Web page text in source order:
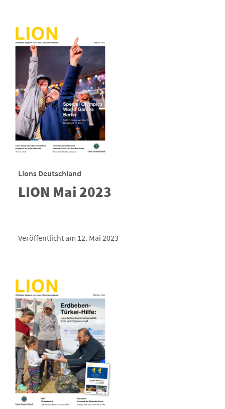
Lions Deutschland
LION Mai 2023
Veröffentlicht am 12. Mai 2023